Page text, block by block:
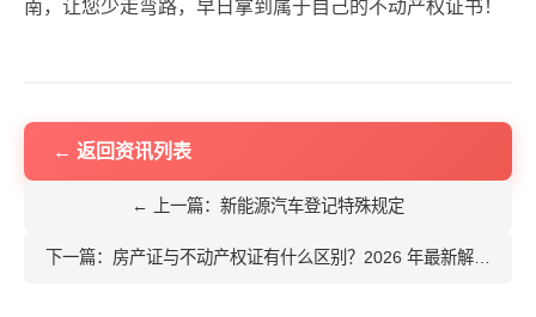
南，让您少走弯路，早日拿到属于自己的不动产权证书！
← 返回资讯列表
← 上一篇：新能源汽车登记特殊规定